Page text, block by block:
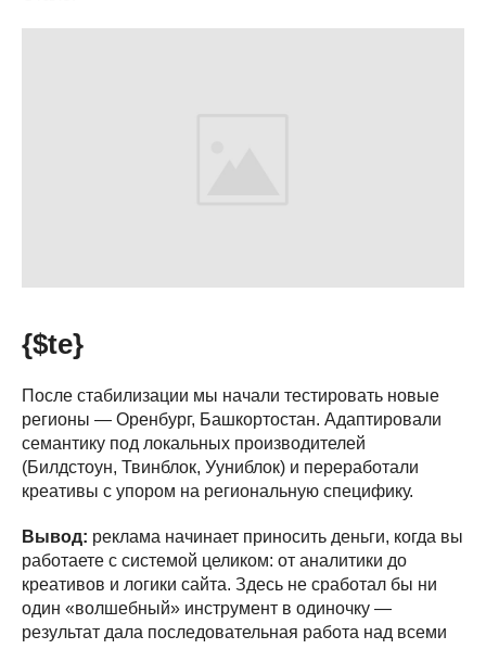
{$te}
После стабилизации мы начали тестировать новые
регионы — Оренбург, Башкортостан. Адаптировали
семантику под локальных производителей
(Билдстоун, Твинблок, Ууниблок) и переработали
креативы с упором на региональную специфику.
Вывод: реклама начинает приносить деньги, когда вы
работаете с системой целиком: от аналитики до
креативов и логики сайта. Здесь не сработал бы ни
один «волшебный» инструмент в одиночку —
результат дала последовательная работа над всеми
Услуги:
Контекстная реклама Яндекс.Директ
Таргетированная реклама в Telegram Ads